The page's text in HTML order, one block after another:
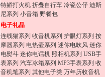
特娇打火机 折叠自行车 冷瓷公仔 迪斯
尼系列 小音箱 野餐包
电子礼品
连线猫系列 收音机系列 护眼灯系列 按
摩器系列 电热壶系列 迷你电吹风 迷你
电熨斗 迷你电话机 照相机系列 USB手
表系列 汽车冰箱系列 MP3手表系列 收
音机笔系列 其他电子类 万年历收音机